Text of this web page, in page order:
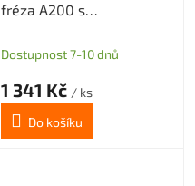
fréza A200 s
pro grafit průměr 0,5
Dostupnost 7-10 dnů
1 341 Kč / ks
Do košíku